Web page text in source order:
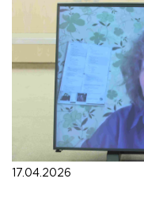
17.04.2026